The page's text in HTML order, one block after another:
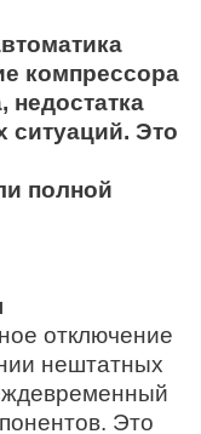
компрессора
недостатка
ситуаций. Это
полной
отключение
нештатных
Это